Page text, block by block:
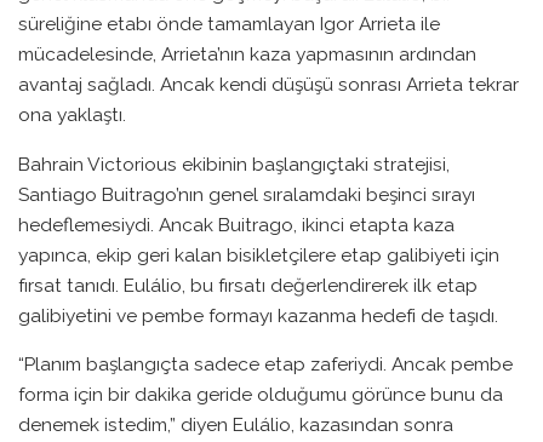
süreliğine etabı önde tamamlayan Igor Arrieta ile
mücadelesinde, Arrieta’nın kaza yapmasının ardından
avantaj sağladı. Ancak kendi düşüşü sonrası Arrieta tekrar
ona yaklaştı.
Bahrain Victorious ekibinin başlangıçtaki stratejisi,
Santiago Buitrago’nın genel sıralamdaki beşinci sırayı
hedeflemesiydi. Ancak Buitrago, ikinci etapta kaza
yapınca, ekip geri kalan bisikletçilere etap galibiyeti için
fırsat tanıdı. Eulálio, bu fırsatı değerlendirerek ilk etap
galibiyetini ve pembe formayı kazanma hedefi de taşıdı.
“Planım başlangıçta sadece etap zaferiydi. Ancak pembe
forma için bir dakika geride olduğumu görünce bunu da
denemek istedim,” diyen Eulálio, kazasından sonra